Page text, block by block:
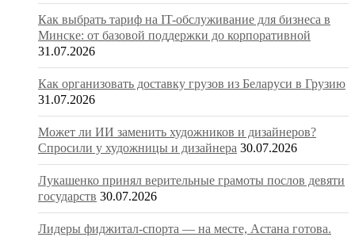
Как выбрать тариф на IT-обслуживание для бизнеса в
Минске: от базовой поддержки до корпоративной
31.07.2026
Как организовать доставку грузов из Беларуси в Грузию
31.07.2026
Может ли ИИ заменить художников и дизайнеров?
Спросили у художницы и дизайнера 30.07.2026
Лукашенко принял верительные грамоты послов девяти
государств 30.07.2026
Лидеры фиджитал-спорта — на месте, Астана готова.